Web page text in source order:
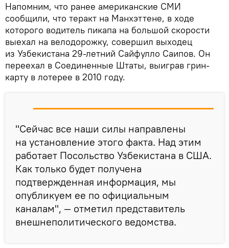
Напомним, что ранее американские СМИ
сообщили, что теракт на Манхэттене, в ходе
которого водитель пикапа на большой скорости
выехал на велодорожку, совершил выходец
из Узбекистана 29-летний Сайфулло Саипов. Он
переехал в Соединенные Штаты, выиграв грин-
карту в лотерее в 2010 году.
"Сейчас все наши силы направлены
на установление этого факта. Над этим
работает Посольство Узбекистана в США.
Как только будет получена
подтвержденная информация, мы
опубликуем ее по официальным
каналам", — отметил представитель
внешнеполитического ведомства.